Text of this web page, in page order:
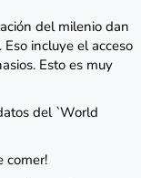
del milenio dan
incluye el acceso
Esto es muy
del `World
comer!